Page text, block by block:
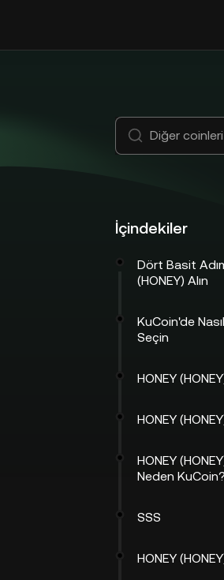
İçindekiler
Dört Basit
(HONEY) Alın
KuCoin'de
Seçin
HONEY
HONEY
HONEY
Neden KuCoin?
SSS
HONEY